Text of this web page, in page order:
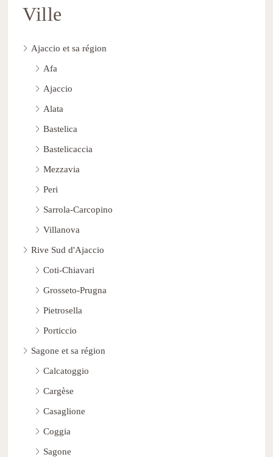
Ville
Ajaccio et sa région
Afa
Ajaccio
Alata
Bastelica
Bastelicaccia
Mezzavia
Peri
Sarrola-Carcopino
Villanova
Rive Sud d'Ajaccio
Coti-Chiavari
Grosseto-Prugna
Pietrosella
Porticcio
Sagone et sa région
Calcatoggio
Cargèse
Casaglione
Coggia
Sagone